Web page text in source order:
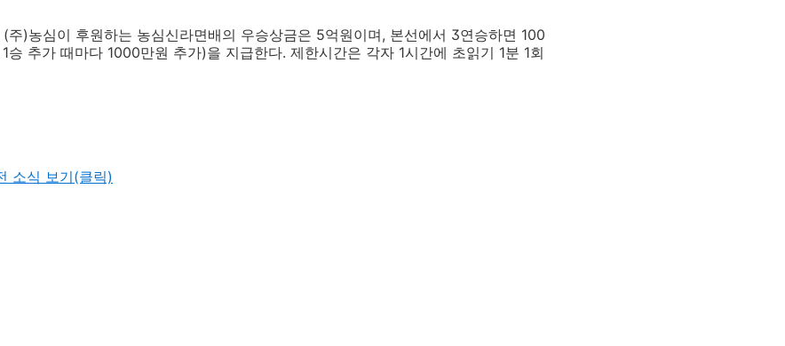
주)농심이 후원하는 농심신라면배의 우승상금은 5억원이며, 본선에서 3연승하면 100
승 추가 때마다 1000만원 추가)을 지급한다. 제한시간은 각자 1시간에 초읽기 1분 1회
소식 보기(클릭)